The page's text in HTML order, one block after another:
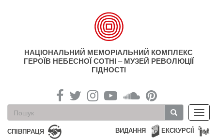
НАЦІОНАЛЬНИЙ МЕМОРІАЛЬНИЙ КОМПЛЕКС
ГЕРОЇВ НЕБЕСНОЇ СОТНІ – МУЗЕЙ РЕВОЛЮЦІЇ
ГІДНОСТІ
Пошукова
форма
Пошук
СПІВПРАЦЯ ЕКСКУРСІЇ
ВИДАННЯ